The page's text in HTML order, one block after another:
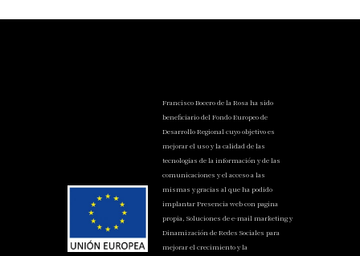
Francisco Bocero de la Rosa ha sido
beneficiario del Fondo Europeo de
Desarrollo Regional cuyo objetivo es
mejorar el uso y la calidad de las
tecnologías de la información y de las
comunicaciones y el acceso a las
mismas y gracias al que ha podido
implantar Presencia web con pagina
propia, Soluciones de e-mail marketing y
Dinamización de Redes Sociales para
mejorar el crecimiento y la